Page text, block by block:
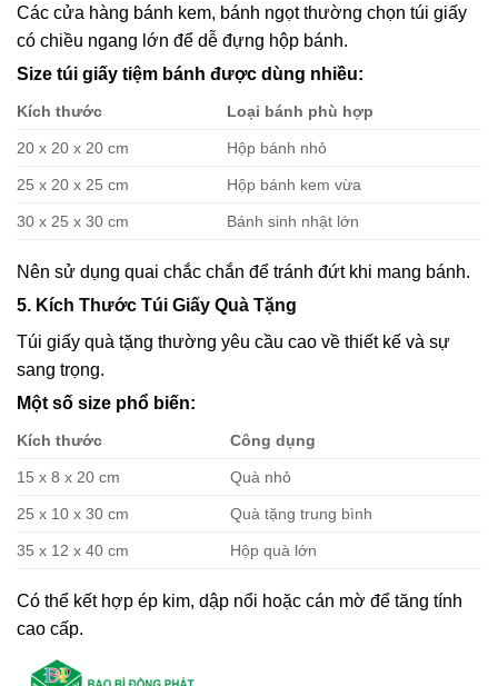
Các cửa hàng bánh kem, bánh ngọt thường chọn túi giấy
có chiều ngang lớn để dễ đựng hộp bánh.
Size túi giấy tiệm bánh được dùng nhiều:
Kích thước Loại bánh phù hợp
20 x 20 x 20 cm Hộp bánh nhỏ
25 x 20 x 25 cm Hộp bánh kem vừa
30 x 25 x 30 cm Bánh sinh nhật lớn
Nên sử dụng quai chắc chắn để tránh đứt khi mang bánh.
5. Kích Thước Túi Giấy Quà Tặng
Túi giấy quà tặng thường yêu cầu cao về thiết kế và sự
sang trọng.
Một số size phổ biến:
Kích thước Công dụng
15 x 8 x 20 cm Quà nhỏ
25 x 10 x 30 cm Quà tặng trung bình
35 x 12 x 40 cm Hộp quà lớn
Có thể kết hợp ép kim, dập nổi hoặc cán mờ để tăng tính
cao cấp.